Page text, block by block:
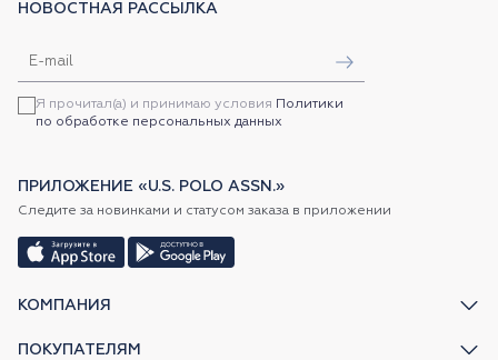
КОМПАНИЯ
ПОКУПАТЕЛЯМ
НОВОСТНАЯ РАССЫЛКА
Я прочитал(а) и принимаю условия Политики
по обработке персональных данных
ПРИЛОЖЕНИЕ «U.S. POLO ASSN.»
Следите за новинками и статусом заказа в приложении